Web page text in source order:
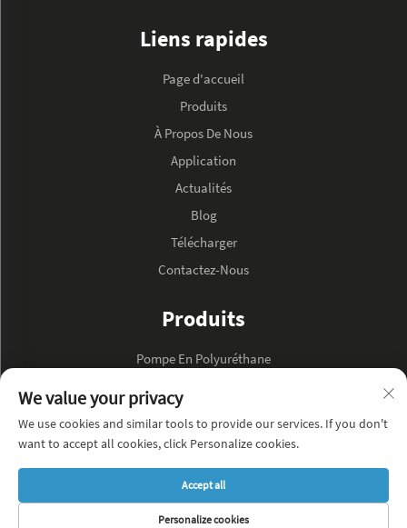
Liens rapides
Page d'accueil
Produits
À Propos De Nous
Application
Actualités
Blog
Télécharger
Contactez-Nous
Produits
Pompe En Polyuréthane
À PROPOS DE L'ENTREPRISE
Blog
We value your privacy
We use cookies and similar tools to provide our services. If you don't
want to accept all cookies, click Personalize cookies.
Personalize cookies
Accept all